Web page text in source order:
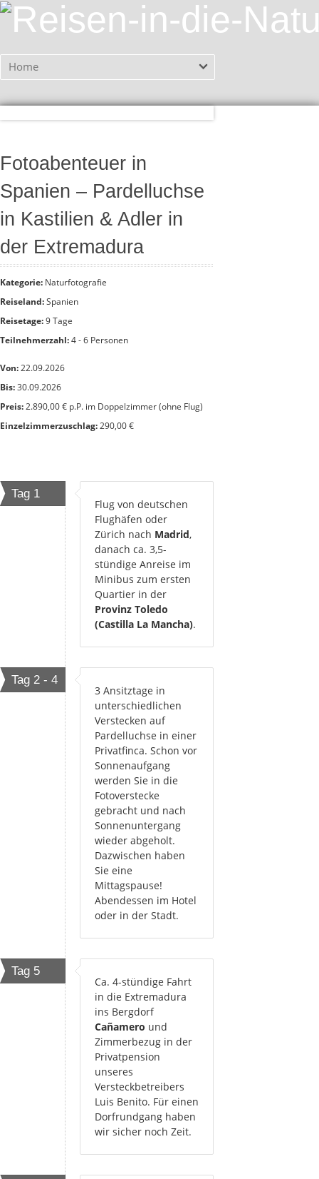
Home
Fotoabenteuer in
Spanien – Pardelluchse
in Kastilien & Adler in
der Extremadura
Kategorie: Naturfotografie
Reiseland:Spanien
Reisetage:9 Tage
Teilnehmerzahl:4 - 6 Personen
Von:22.09.2026
Bis:30.09.2026
Preis:2.890,00 € p.P. im Doppelzimmer (ohne Flug)
Einzelzimmerzuschlag:290,00 €
Tag 1
Flug von deutschen
Flughäfen oder
Zürich nach Madrid,
danach ca. 3,5-
stündige Anreise im
Minibus zum ersten
Quartier in der
Provinz Toledo
(Castilla La Mancha).
Tag 2 - 4
3 Ansitztage in
unterschiedlichen
Verstecken auf
Pardelluchse in einer
Privatfinca. Schon vor
Sonnenaufgang
werden Sie in die
Fotoverstecke
gebracht und nach
Sonnenuntergang
wieder abgeholt.
Dazwischen haben
Sie eine
Mittagspause!
Abendessen im Hotel
oder in der Stadt.
Tag 5
Ca. 4-stündige Fahrt
in die Extremadura
ins Bergdorf
Cañamero und
Zimmerbezug in der
Privatpension
unseres
Versteckbetreibers
Luis Benito. Für einen
Dorfrundgang haben
wir sicher noch Zeit.